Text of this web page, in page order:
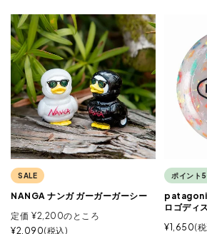
SALE
NANGA ナンガ ガーガーガーシー
定価 ¥2,200のところ
¥2,090 税込
ポイント
ロゴディ
¥1,650